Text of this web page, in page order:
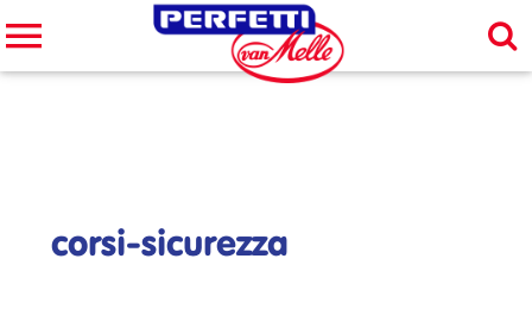
Cerca nel sito
corsi-sicurezza